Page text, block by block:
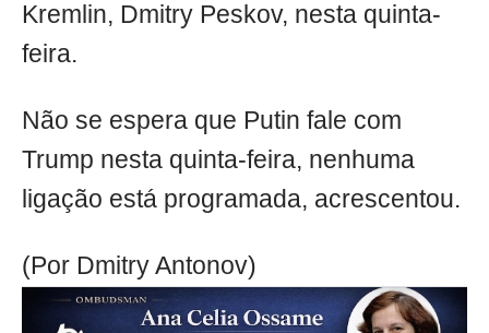
Kremlin, Dmitry Peskov, nesta quinta-
feira.
Não se espera que Putin fale com
Trump nesta quinta-feira, nenhuma
ligação está programada, acrescentou.
(Por Dmitry Antonov)